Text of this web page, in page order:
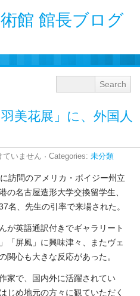
館 館長ブログ
美花展」に、外国人
ていません · Categories: 未分類
訪問のアメリカ・ボイジー州立
の名古屋造形大学交換留学生、
名、先生の引率で来場された。
が英語通訳付きでギャラリート
「屏風」に興味津々、またヴェ
関心も大きな反応があった。
家で、国内外に活躍されてい
じめ地元の方々に観ていただく